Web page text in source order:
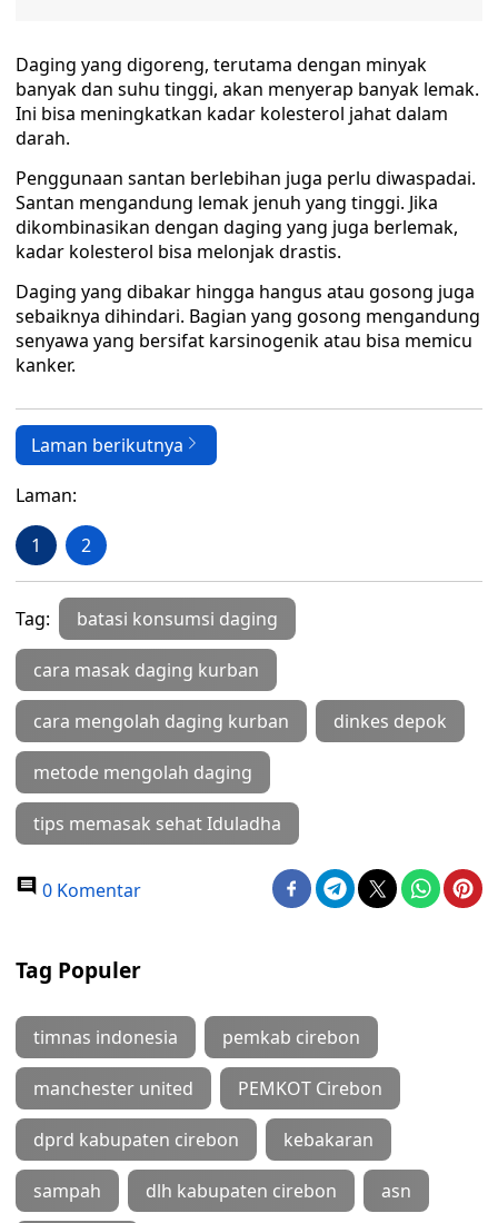
Daging yang digoreng, terutama dengan minyak
banyak dan suhu tinggi, akan menyerap banyak lemak.
Ini bisa meningkatkan kadar kolesterol jahat dalam
darah.
Penggunaan santan berlebihan juga perlu diwaspadai.
Santan mengandung lemak jenuh yang tinggi. Jika
dikombinasikan dengan daging yang juga berlemak,
kadar kolesterol bisa melonjak drastis.
Daging yang dibakar hingga hangus atau gosong juga
sebaiknya dihindari. Bagian yang gosong mengandung
senyawa yang bersifat karsinogenik atau bisa memicu
kanker.
Laman berikutnya
Laman:
1 2
Tag: batasi konsumsi daging
cara masak daging kurban
cara mengolah daging kurban dinkes depok
metode mengolah daging
tips memasak sehat Iduladha
0 Komentar
Tag Populer
timnas indonesia pemkab cirebon
manchester united PEMKOT Cirebon
dprd kabupaten cirebon kebakaran
sampah dlh kabupaten cirebon asn